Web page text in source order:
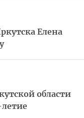
Елена
области